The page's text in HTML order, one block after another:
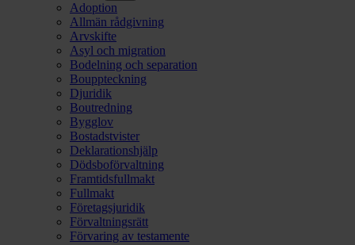
Adoption
Allmän rådgivning
Arvskifte
Asyl och migration
Bodelning och separation
Bouppteckning
Djuridik
Boutredning
Bygglov
Bostadstvister
Deklarationshjälp
Dödsboförvaltning
Framtidsfullmakt
Fullmakt
Företagsjuridik
Förvaltningsrätt
Förvaring av testamente